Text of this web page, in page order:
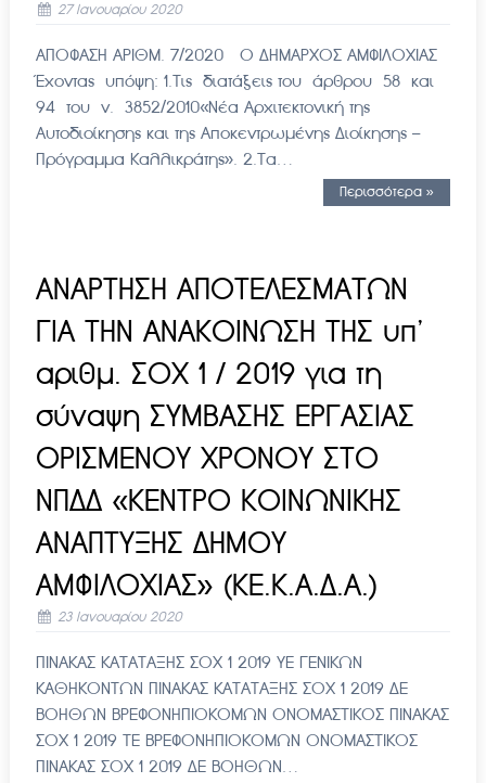
27 Ιανουαρίου 2020
ΑΠΟΦΑΣΗ ΑΡΙΘΜ. 7/2020 Ο ΔΗΜΑΡΧΟΣ ΑΜΦΙΛΟΧΙΑΣ
Έχοντας υπόψη: 1.Τις διατάξεις του άρθρου 58 και
94 του ν. 3852/2010«Νέα Αρχιτεκτονική της
Αυτοδιοίκησης και της Αποκεντρωμένης Διοίκησης –
Πρόγραμμα Καλλικράτης». 2.Τα…
Περισσότερα »
ΑΝΑΡΤΗΣΗ ΑΠΟΤΕΛΕΣΜΑΤΩΝ
ΓΙΑ ΤΗΝ ΑΝΑΚΟΙΝΩΣΗ ΤΗΣ υπ’
αριθμ. ΣΟΧ 1 / 2019 για τη
σύναψη ΣΥΜΒΑΣΗΣ ΕΡΓΑΣΙΑΣ
ΟΡΙΣΜΕΝΟΥ ΧΡΟΝΟΥ ΣΤΟ
ΝΠΔΔ «ΚΕΝΤΡΟ ΚΟΙΝΩΝΙΚΗΣ
ΑΝΑΠΤΥΞΗΣ ΔΗΜΟΥ
ΑΜΦΙΛΟΧΙΑΣ» (ΚΕ.Κ.Α.Δ.Α.)
23 Ιανουαρίου 2020
ΠΙΝΑΚΑΣ ΚΑΤΑΤΑΞΗΣ ΣΟΧ 1 2019 ΥΕ ΓΕΝΙΚΩΝ
ΚΑΘΗΚΟΝΤΩΝ ΠΙΝΑΚΑΣ ΚΑΤΑΤΑΞΗΣ ΣΟΧ 1 2019 ΔΕ
ΒΟΗΘΩΝ ΒΡΕΦΟΝΗΠΙΟΚΟΜΩΝ ΟΝΟΜΑΣΤΙΚΟΣ ΠΙΝΑΚΑΣ
ΣΟΧ 1 2019 ΤΕ ΒΡΕΦΟΝΗΠΙΟΚΟΜΩΝ ΟΝΟΜΑΣΤΙΚΟΣ
ΠΙΝΑΚΑΣ ΣΟΧ 1 2019 ΔΕ ΒΟΗΘΩΝ…